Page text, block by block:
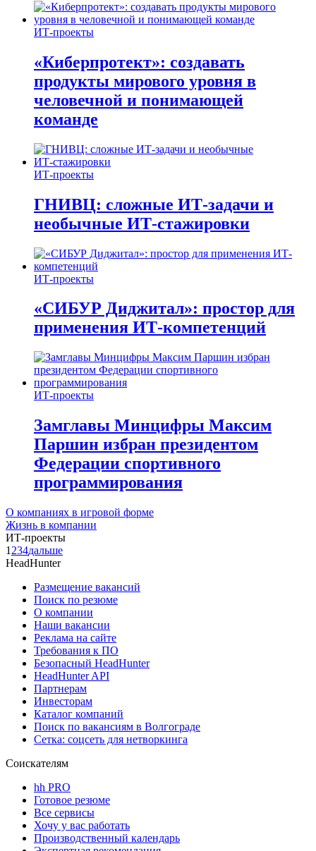
ИТ-проекты
«Киберпротект»: создавать
продукты мирового уровня в
человечной и понимающей
команде
ИТ-проекты
ГНИВЦ: сложные ИТ‑задачи и
необычные ИТ‑стажировки
ИТ-проекты
«СИБУР Диджитал»: простор для
применения ИТ-компетенций
ИТ-проекты
Замглавы Минцифры Максим
Паршин избран президентом
Федерации спортивного
программирования
О компаниях в игровой форме
Жизнь в компании
ИТ-проекты
1 234дальше
HeadHunter
Размещение вакансий
Поиск по резюме
О компании
Наши вакансии
Реклама на сайте
Требования к ПО
Безопасный HeadHunter
HeadHunter API
Партнерам
Инвесторам
Каталог компаний
Поиск по вакансиям в Волгограде
Сетка: соцсеть для нетворкинга
Соискателям
hh PRO
Готовое резюме
Все сервисы
Хочу у вас работать
Производственный календарь